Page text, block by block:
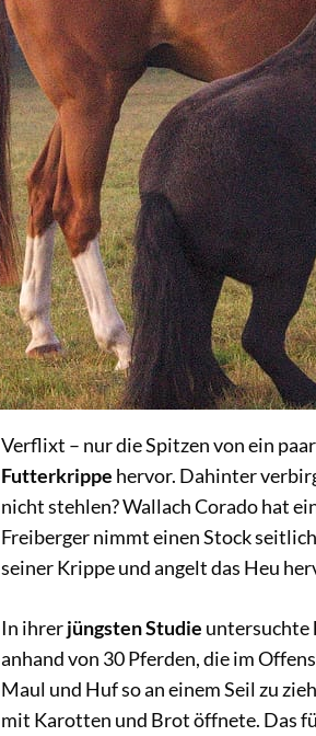
Verflixt – nur die Spitzen von ein
Futterkrippe hervor. Dahinter
nicht stehlen? Wallach Corado hat
Freiberger nimmt einen Stock
seiner Krippe und angelt das Heu
In ihrerjüngsten Studie untersuchte
anhand von 30 Pferden, die im
Maul und Huf so an einem Seil zu
mit Karotten und Brot öffnete. Das